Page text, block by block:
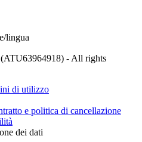
lingua
(ATU63964918) - All rights
di utilizzo
e politica di cancellazione
dei dati